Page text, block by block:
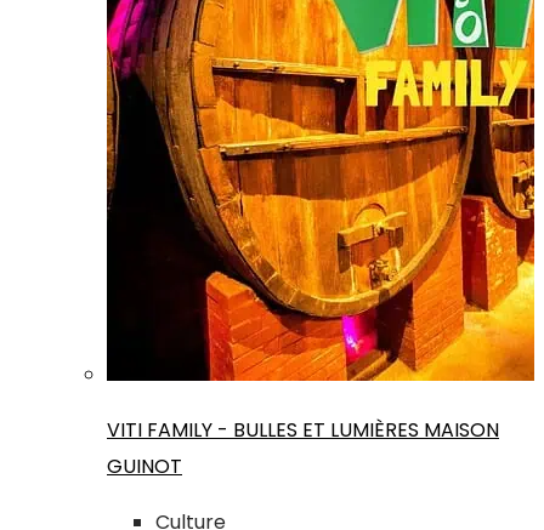
VITI FAMILY - BULLES ET LUMIÈRES MAISON
GUINOT
Culture